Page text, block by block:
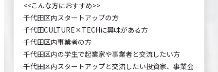
<<こんな方におすすめ>>
千代田区内スタートアップの方
千代田CULTURE×TECHに興味がある方
千代田区内事業者の方
千代田区内の学生で起業家や事業者と交流したい方
千代田区内スタートアップと交流したい投資家、事業会